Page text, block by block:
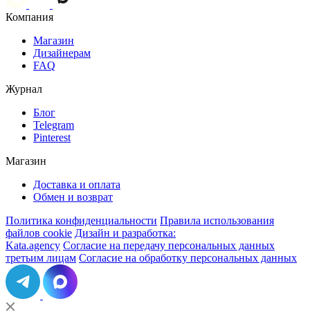
Компания
Магазин
Дизайнерам
FAQ
Журнал
Блог
Telegram
Pinterest
Магазин
Доставка и оплата
Обмен и возврат
Политика конфиденциальности Правила использования
файлов cookie Дизайн и разработка:
Kata.agency Согласие на передачу персональных данных
третьим лицам Согласие на обработку персональных данных